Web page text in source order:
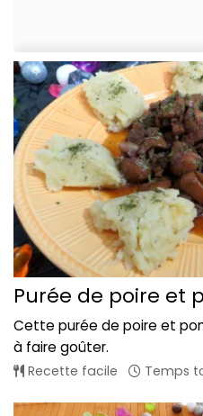
Purée de poire et
Cette purée de poire et
à faire goûter.
Recette facile Temps